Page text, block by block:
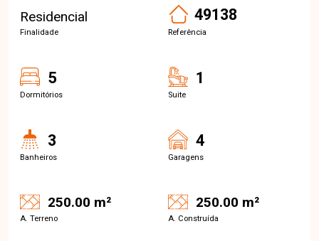
Residencial
Finalidade
49138
Referência
5
Dormitórios
1
Suite
3
Banheiros
4
Garagens
250.00 m²
A. Terreno
250.00 m²
A. Construída